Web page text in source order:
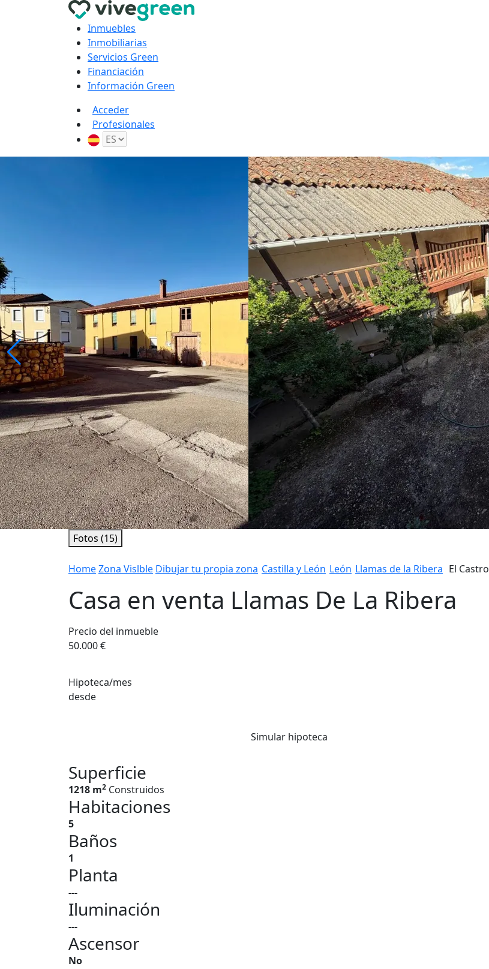
Inmuebles
Inmobiliarias
Servicios Green
Financiación
Información Green
Acceder
Profesionales
Fotos (15)
HomeZona Vislble Dibujar tu propia zona Castilla y León León Llamas de la Ribera El Castro
Casa en venta Llamas De La Ribera
Precio del inmueble
50.000 €
Hipoteca/mes
desde
Simular hipoteca
Superficie
1218 m2 Construidos
Habitaciones
5
Baños
1
Planta
---
Iluminación
---
Ascensor
No